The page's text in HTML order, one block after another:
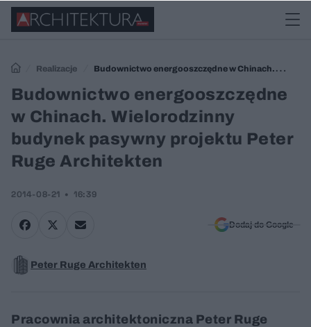
Realizacje
Budownictwo energooszczędne w Chinach.
Wielorodzinny budynek pasywny projektu Peter Ruge Architekten
Budownictwo energooszczędne
w Chinach. Wielorodzinny
budynek pasywny projektu Peter
Ruge Architekten
2014-08-21 16:39
Dodaj do Google
Peter Ruge Architekten
Pracownia architektoniczna Peter Ruge